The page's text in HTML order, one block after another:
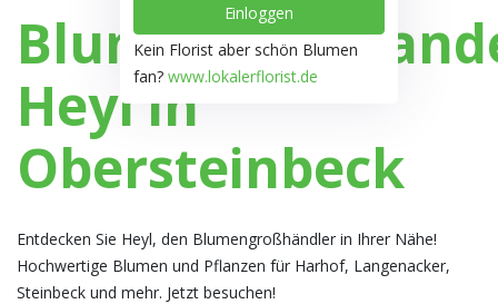
Einloggen
Kein Florist aber schön Blumen
fan? www.lokalerflorist.de
Heyl in
Obersteinbeck
Entdecken Sie Heyl, den Blumengroßhändler in Ihrer Nähe!
Hochwertige Blumen und Pflanzen für Harhof, Langenacker,
Steinbeck und mehr. Jetzt besuchen!